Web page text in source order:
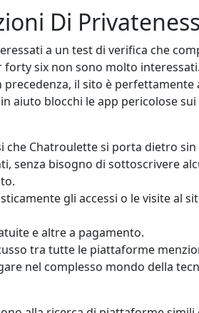
Di
a un test di verifica che
forty six non sono molto
precedenza, il sito è
aiuto blocchi le app pericolose
Chatroulette si porta dietro sin
senza bisogno di sottoscrivere
gli accessi o le visite al
e altre a pagamento.
tra tutte le piattaforme
nel complesso mondo della